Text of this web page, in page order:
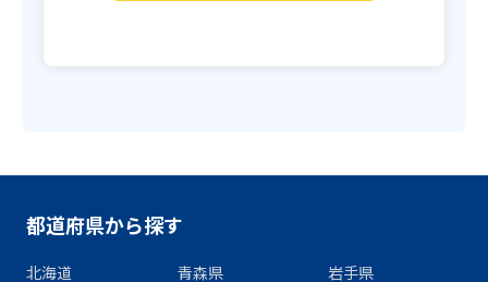
都道府県から探す
北海道 青森県
岩手県